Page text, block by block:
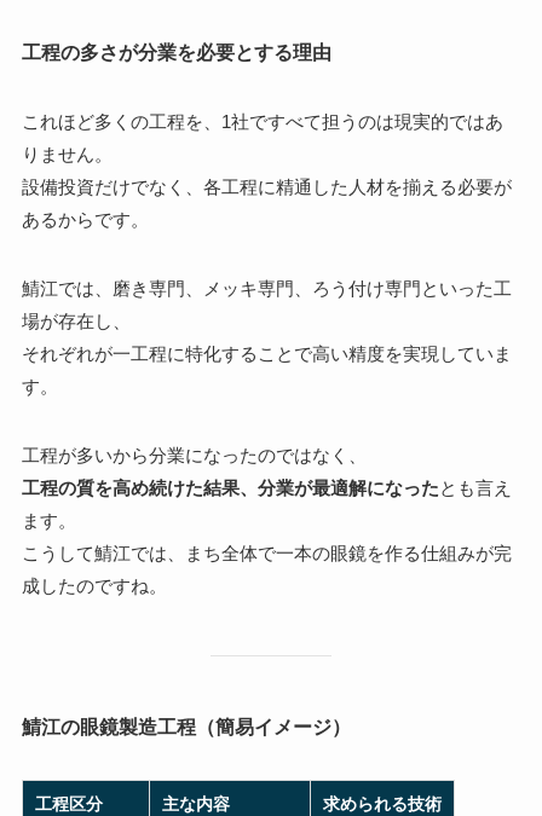
工程の多さが分業を必要とする理由
これほど多くの工程を、1社ですべて担うのは現実的ではあ
りません。
設備投資だけでなく、各工程に精通した人材を揃える必要が
あるからです。
鯖江では、磨き専門、メッキ専門、ろう付け専門といった工
場が存在し、
それぞれが一工程に特化することで高い精度を実現していま
す。
工程が多いから分業になったのではなく、
工程の質を高め続けた結果、分業が最適解になったとも言え
ます。
こうして鯖江では、まち全体で一本の眼鏡を作る仕組みが完
成したのですね。
鯖江の眼鏡製造工程（簡易イメージ）
工程区分 主な内容 求められる技術